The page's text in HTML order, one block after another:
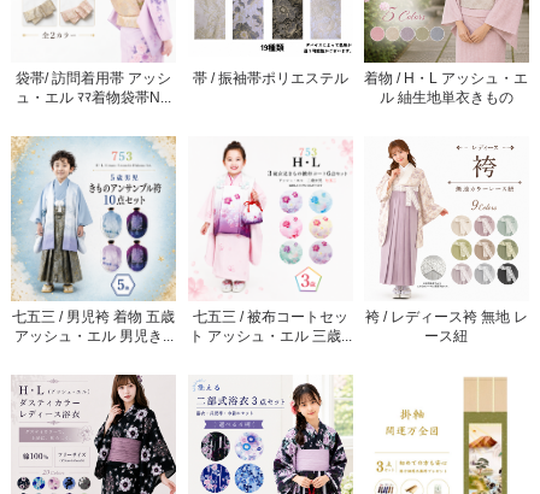
袋帯/ 訪問着用帯 アッシ
ュ・エル ﾏﾏ着物袋帯N...
帯 / 振袖帯ポリエステル
着物 / H・L アッシュ・エ
ル 紬生地単衣きもの
七五三 / 男児袴 着物 五歳
アッシュ・エル 男児き...
七五三 / 被布コートセッ
ト アッシュ・エル 三歳...
袴 / レディース袴 無地 レ
ース紐